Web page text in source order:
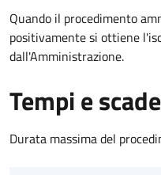
Quando il procedimento
positivamente si ottiene
dall'Amministrazione.
Tempi e
Durata massima del